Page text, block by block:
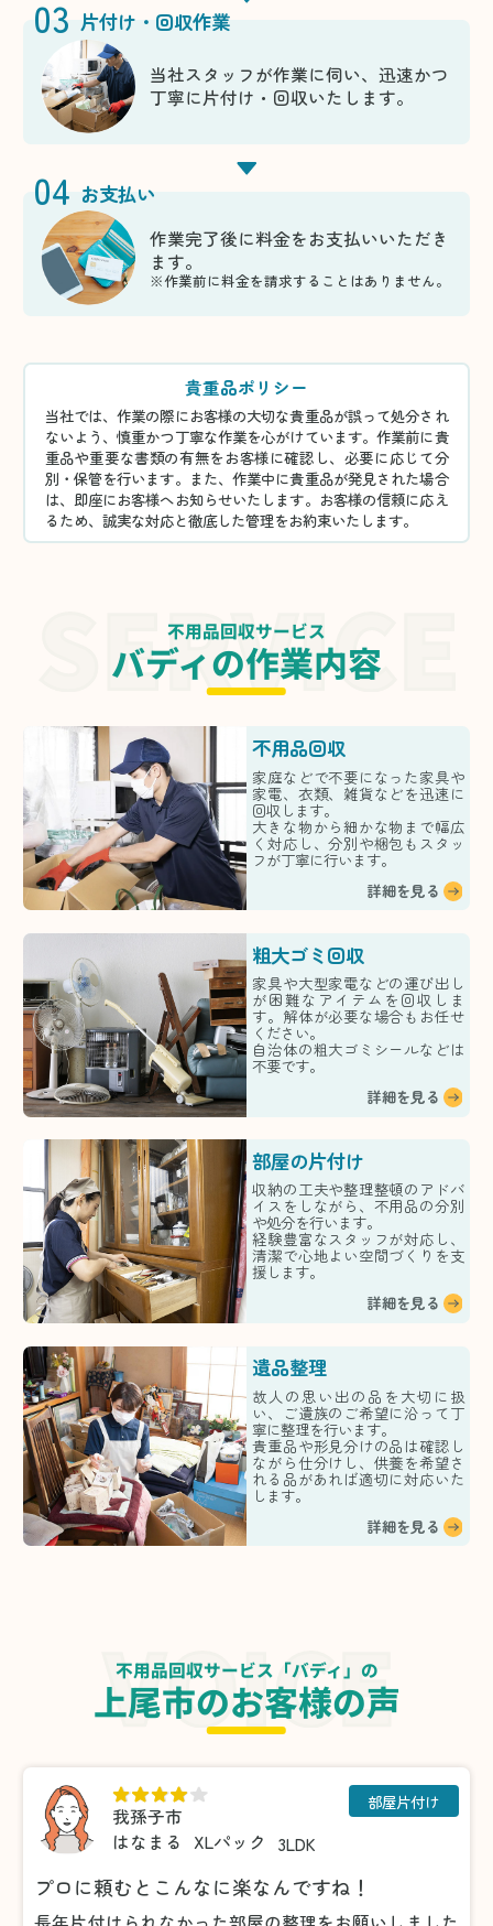
03 片付け・回収作業
当社スタッフが作業に伺い、迅速かつ
丁寧に片付け・回収いたします。
04 お支払い
作業完了後に料金をお支払いいただき
ます。
※作業前に料金を請求することはありません。
貴重品ポリシー
当社では、作業の際にお客様の大切な貴重品が誤って処分され
ないよう、慎重かつ丁寧な作業を心がけています。作業前に貴
重品や重要な書類の有無をお客様に確認し、必要に応じて分
別・保管を行います。また、作業中に貴重品が発見された場合
は、即座にお客様へお知らせいたします。お客様の信頼に応え
るため、誠実な対応と徹底した管理をお約束いたします。
不用品回収サービス
バディの作業内容
不用品回収
家庭などで不要になった家具や
家電、衣類、雑貨などを迅速に
回収します。
大きな物から細かな物まで幅広
く対応し、分別や梱包もスタッ
フが丁寧に行います。
詳細を見る
粗大ゴミ回収
家具や大型家電などの運び出し
が困難なアイテムを回収しま
す。解体が必要な場合もお任せ
ください。
自治体の粗大ゴミシールなどは
不要です。
詳細を見る
部屋の片付け
収納の工夫や整理整頓のアドバ
イスをしながら、不用品の分別
や処分を行います。
経験豊富なスタッフが対応し、
清潔で心地よい空間づくりを支
援します。
詳細を見る
遺品整理
故人の思い出の品を大切に扱
い、ご遺族のご希望に沿って丁
寧に整理を行います。
貴重品や形見分けの品は確認し
ながら仕分けし、供養を希望さ
れる品があれば適切に対応いた
します。
詳細を見る
不用品回収サービス「バディ」の
上尾市のお客様の声
我孫子市
はなまる
XLパック 3LDK
部屋片付け
プロに頼むとこんなに楽なんですね！